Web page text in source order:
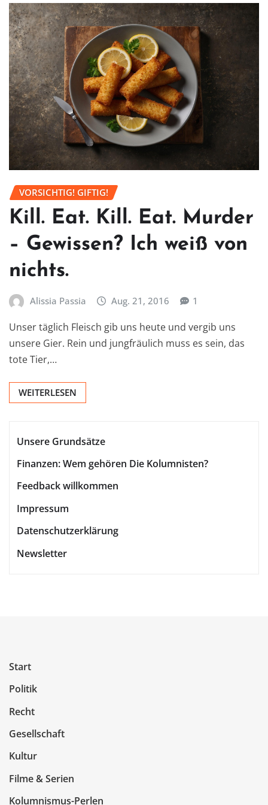
VORSICHTIG! GIFTIG!
Kill. Eat. Kill. Eat. Murder
– Gewissen? Ich weiß von
nichts.
Alissia Passia Aug. 21, 2016 1
Unser täglich Fleisch gib uns heute und vergib uns
unsere Gier. Rein und jungfräulich muss es sein, das
tote Tier,…
WEITERLESEN
Unsere Grundsätze
Finanzen: Wem gehören Die Kolumnisten?
Feedback willkommen
Impressum
Datenschutzerklärung
Newsletter
Start
Politik
Recht
Gesellschaft
Kultur
Filme & Serien
Kolumnismus-Perlen